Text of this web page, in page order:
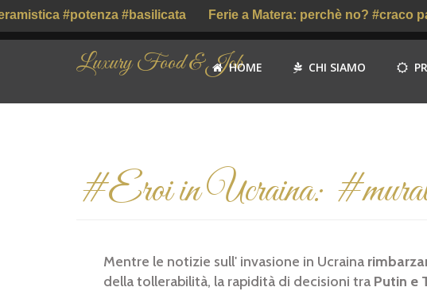
#potenza #basilicata Ferie a Matera: perchè no? #craco
Luxury Food & Job
HOME CHI SIAMO
#Eroi in Ucraina:
Mentre le notizie sull' invasione in Ucraina
della tollerabilità, la rapidità di decisioni tra Putin e